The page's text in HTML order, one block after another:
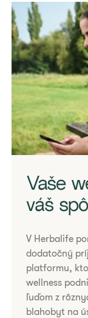
Získavanie údajov.
Vaše
váš
​​​​​​​V Herbalife
dodatočný
platformu,
wellness
ľuďom z
blahobyt na